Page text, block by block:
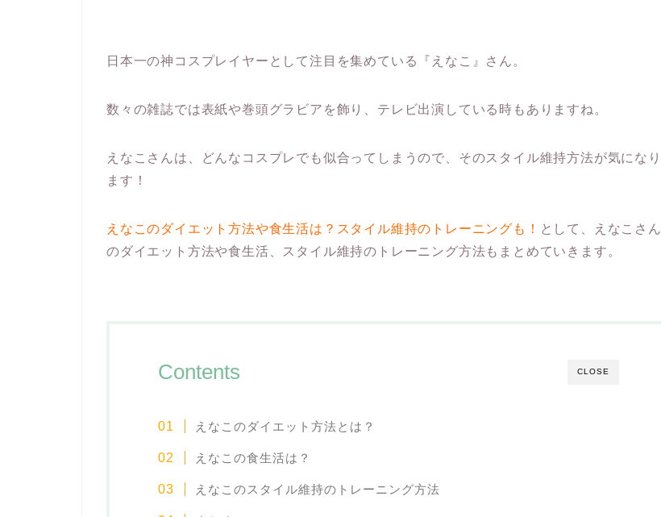
日本一の神コスプレイヤーとして注目を集めている『えなこ』さん。
数々の雑誌では表紙や巻頭グラビアを飾り、テレビ出演している時もありますね。
えなこさんは、どんなコスプレでも似合ってしまうので、そのスタイル維持方法が気になり
ます！
えなこのダイエット方法や食生活は？スタイル維持のトレーニングも！
として、えなこさん
のダイエット方法や食生活、スタイル維持のトレーニング方法もまとめていきます。
CLOSE
Contents
えなこのダイエット方法とは？
えなこの食生活は？
えなこのスタイル維持のトレーニング方法